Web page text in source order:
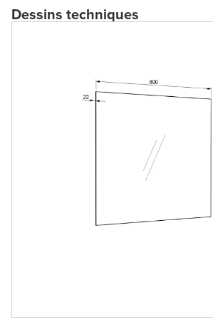
Dessins techniques